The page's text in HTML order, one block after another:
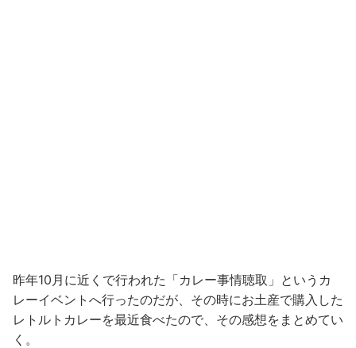
昨年10月に近くで行われた「カレー事情聴取」というカ
レーイベントへ行ったのだが、その時にお土産で購入した
レトルトカレーを最近食べたので、その感想をまとめてい
く。